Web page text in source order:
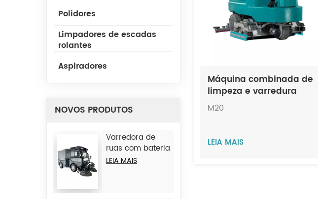
Polidores
Limpadores de escadas
rolantes
Aspiradores
NOVOS PRODUTOS
Varredora de
ruas com bateria
de lítio JC-D9
LEIA MAIS
Máquina combinada de
limpeza e varredura
pequena JIECHI M20
M20
LEIA MAIS